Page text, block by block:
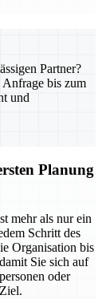
Partner?
Anfrage bis zum
und
Planung
mehr als nur ein
Schritt des
Organisation bis
Sie sich auf
oder